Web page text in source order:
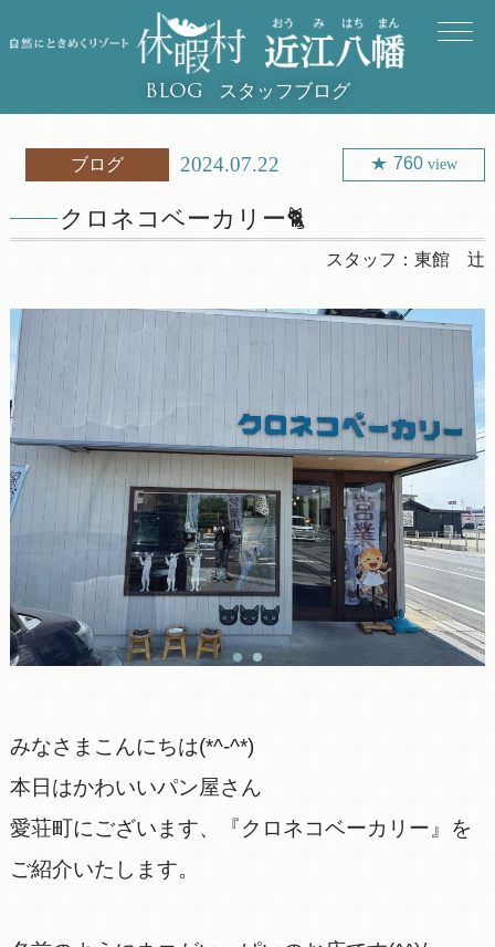
BLOG スタッフブログ
ブログ 2024.07.22 760 view
クロネコベーカリー🐈
スタッフ：東館 辻
みなさまこんにちは(*^-^*)
本日はかわいいパン屋さん
愛荘町にございます、『クロネコベーカリー』を
ご紹介いたします。